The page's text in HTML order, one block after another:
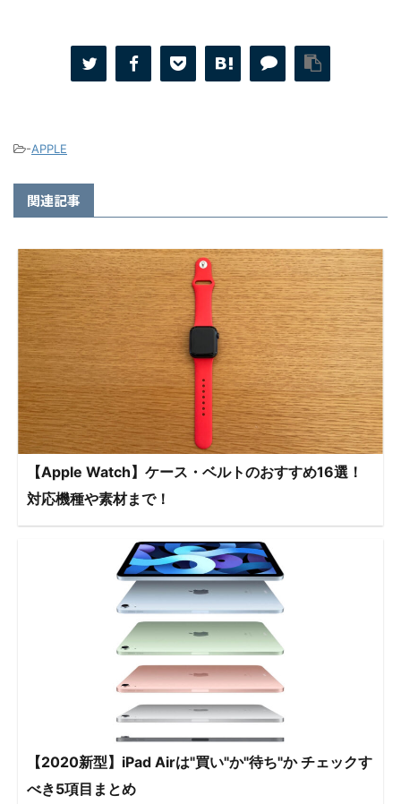
-APPLE
関連記事
【Apple Watch】ケース・ベルトのおすすめ16選！
対応機種や素材まで！
【2020新型】iPad Airは"買い"か"待ち"か チェックす
べき5項目まとめ